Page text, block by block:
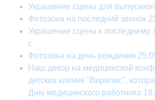
Украшение сцены для
Фотозона на последний звонок
Украшение сцены к последнему
г.
Фотозона на день рождения
Наш декор на медицинской
детских клиник "Вирилис",
Дню медицинского работника